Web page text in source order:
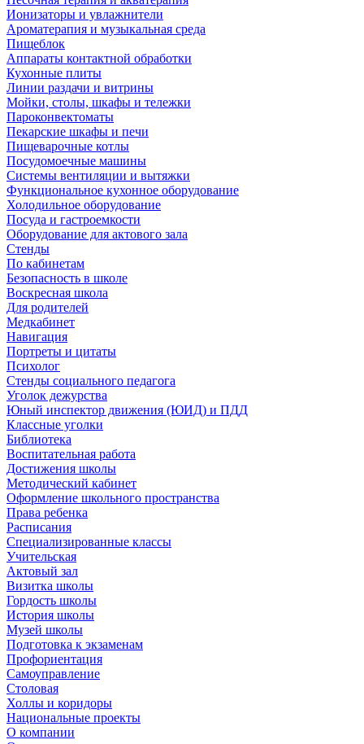
Ионизаторы и увлажнители
Ароматерапия и музыкальная среда
Пищеблок
Аппараты контактной обработки
Кухонные плиты
Линии раздачи и витрины
Мойки, столы, шкафы и тележки
Пароконвектоматы
Пекарские шкафы и печи
Пищеварочные котлы
Посудомоечные машины
Системы вентиляции и вытяжки
Функциональное кухонное оборудование
Холодильное оборудование
Посуда и гастроемкости
Оборудование для актового зала
Стенды
По кабинетам
Безопасность в школе
Воскресная школа
Для родителей
Медкабинет
Навигация
Портреты и цитаты
Психолог
Стенды социального педагога
Уголок дежурства
Юный инспектор движения (ЮИД) и ПДД
Классные уголки
Библиотека
Воспитательная работа
Достижения школы
Методический кабинет
Оформление школьного пространства
Права ребенка
Расписания
Специализированные классы
Учительская
Актовый зал
Визитка школы
Гордость школы
История школы
Музей школы
Подготовка к экзаменам
Профориентация
Самоуправление
Столовая
Холлы и коридоры
Национальные проекты
О компании